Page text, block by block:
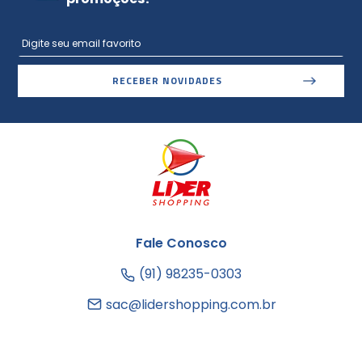
RECEBER NOVIDADES
Fale Conosco
(91) 98235-0303
sac@lidershopping.com.br